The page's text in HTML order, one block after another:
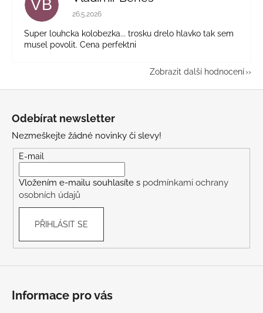
VB Hodnocení obchodu je 5 z 5 hvězdiček.
26.5.2026
Super louhcka kolobezka... trosku drelo hlavko tak sem
musel povolit. Cena perfektni
Zobrazit další hodnocení
Odebírat newsletter
Nezmeškejte žádné novinky či slevy!
E-mail
Vložením e-mailu souhlasíte s podmínkami ochrany
osobních údajů
PŘIHLÁSIT SE
Informace pro vás